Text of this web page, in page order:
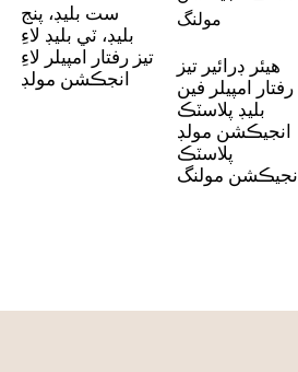
ست بليڊ، پنج
بليڊ، ٽي بليڊ لاءِ
تيز رفتار امپيلر لاءِ
انجڪشن مولڊ
هيئر ڊرائير تيز
رفتار امپيلر فين
بليڊ پلاسٽڪ
انجيڪشن مولڊ
پلاسٽڪ
انجيڪشن مولنگ